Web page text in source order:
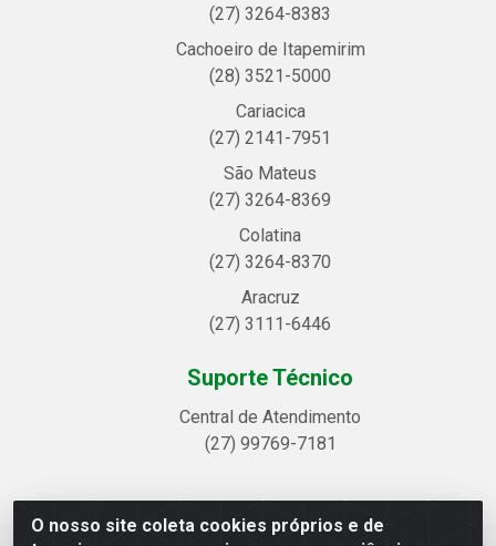
O nosso site coleta cookies próprios e de
(27) 3264-8383
Cachoeiro de Itapemirim
(28) 3521-5000
Cariacica
(27) 2141-7951
São Mateus
(27) 3264-8369
Colatina
(27) 3264-8370
Aracruz
(27) 3111-6446
Suporte Técnico
Central de Atendimento
(27) 99769-7181
Linhavix Distribuidora LTDA - Avenida Alegre, 2521 -